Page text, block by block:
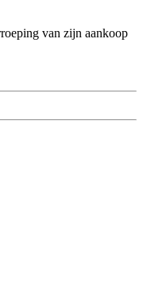
van zijn aankoop